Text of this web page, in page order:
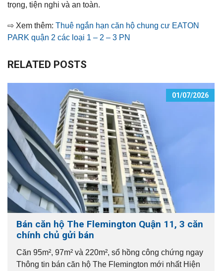
trọng, tiện nghi và an toàn.
⇨ Xem thêm: Thuê ngắn hạn căn hộ chung cư EATON
PARK quận 2 các loại 1 – 2 – 3 PN
RELATED POSTS
01/07/2026
Bán căn hộ The Flemington Quận 11, 3 căn
chính chủ gửi bán
Căn 95m², 97m² và 220m², sổ hồng công chứng ngay
Thông tin bán căn hộ The Flemington mới nhất Hiện